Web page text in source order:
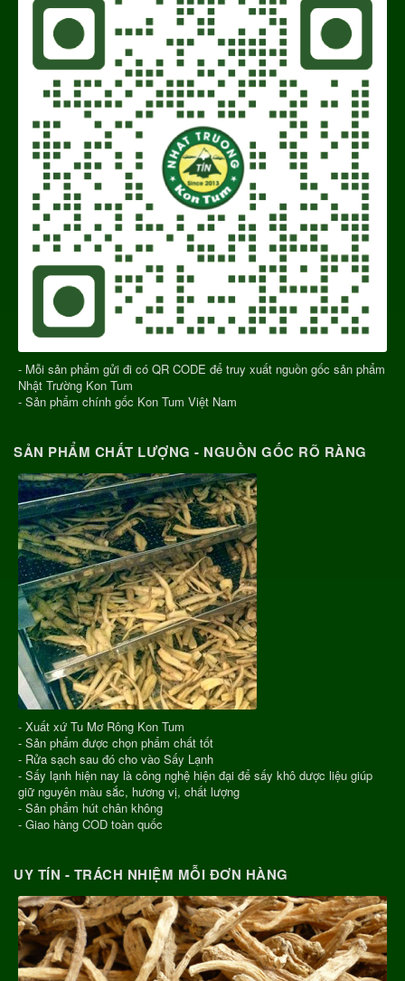
- Mỗi sản phẩm gửi đi có QR CODE để truy xuất nguồn gốc sản phẩm
Nhật Trường Kon Tum
- Sản phẩm chính gốc Kon Tum Việt Nam
SẢN PHẨM CHẤT LƯỢNG - NGUỒN GỐC RÕ RÀNG
- Xuất xứ Tu Mơ Rông Kon Tum
- Sản phẩm được chọn phẩm chất tốt
- Rửa sạch sau đó cho vào Sấy Lạnh
- Sấy lạnh hiện nay là công nghệ hiện đại để sấy khô dược liệu giúp
giữ nguyên màu sắc, hương vị, chất lượng
- Sản phẩm hút chân không
- Giao hàng COD toàn quốc
UY TÍN - TRÁCH NHIỆM MỖI ĐƠN HÀNG